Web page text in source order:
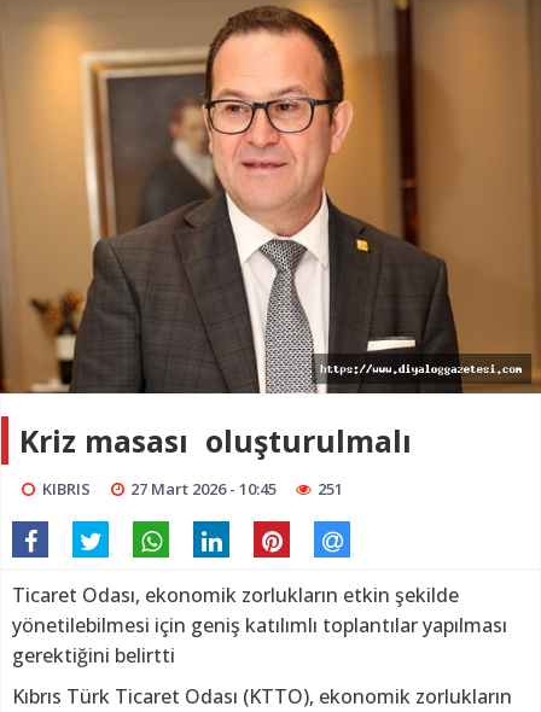
Kriz masası oluşturulmalı
KIBRIS 27 Mart 2026 - 10:45 251
Ticaret Odası, ekonomik zorlukların etkin şekilde
yönetilebilmesi için geniş katılımlı toplantılar yapılması
gerektiğini belirtti
Kıbrıs Türk Ticaret Odası (KTTO), ekonomik zorlukların